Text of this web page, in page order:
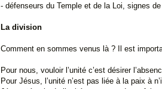
- défenseurs du Temple et de la Loi, signes
La division
Comment en sommes venus là ? Il est
Pour nous, vouloir l’unité c’est désirer
Pour Jésus, l’unité n’est pas liée à la paix à